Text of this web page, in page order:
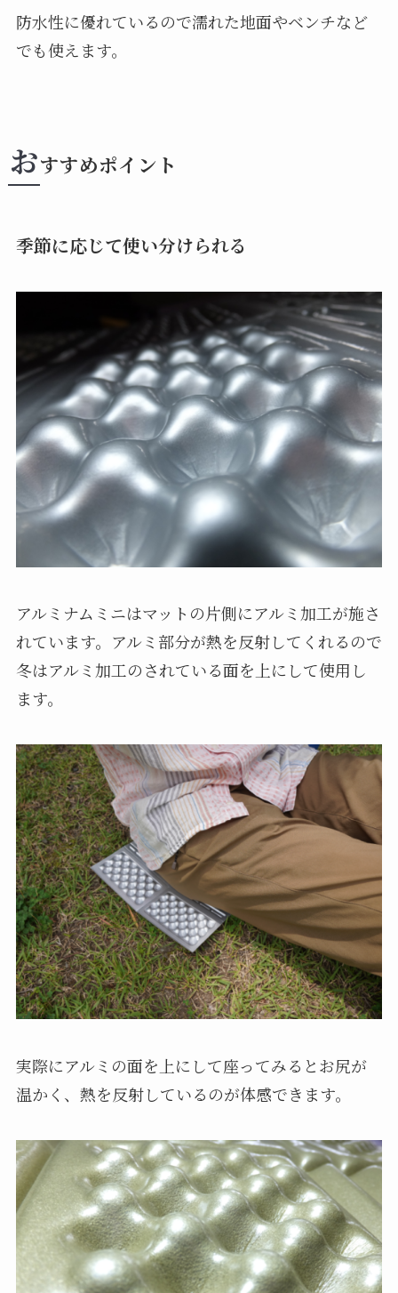
防水性に優れているので濡れた地面やベンチなど
でも使えます。
おすすめポイント
季節に応じて使い分けられる
アルミナムミニはマットの片側にアルミ加工が施さ
れています。アルミ部分が熱を反射してくれるので
冬はアルミ加工のされている面を上にして使用し
ます。
実際にアルミの面を上にして座ってみるとお尻が
温かく、熱を反射しているのが体感できます。